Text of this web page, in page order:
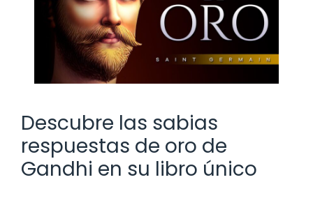
Descubre las sabias
respuestas de oro de
Gandhi en su libro único